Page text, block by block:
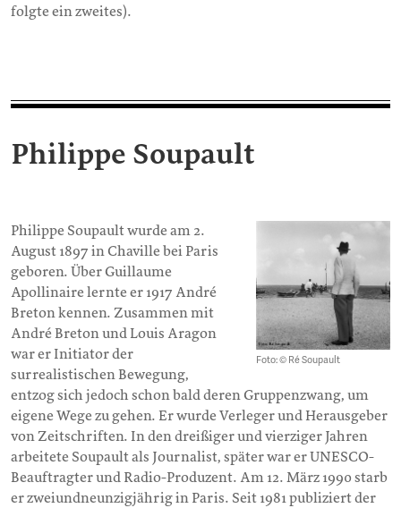
folgte ein zweites).
Philippe Soupault
Foto: © Ré Soupault
Philippe Soupault wurde am 2.
August 1897 in Chaville bei Paris
geboren. Über Guillaume
Apollinaire lernte er 1917 André
Breton kennen. Zusammen mit
André Breton und Louis Aragon
war er Initiator der
surrealistischen Bewegung,
entzog sich jedoch schon bald deren Gruppenzwang, um
eigene Wege zu gehen. Er wurde Verleger und Herausgeber
von Zeitschriften. In den dreißiger und vierziger Jahren
arbeitete Soupault als Journalist, später war er UNESCO-
Beauftragter und Radio-Produzent. Am 12. März 1990 starb
er zweiundneunzigjährig in Paris. Seit 1981 publiziert der